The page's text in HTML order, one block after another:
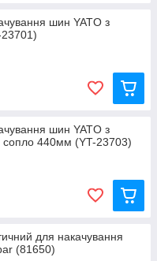
шин YATO з
шин YATO з
440мм (YT-23703)
для накачування
(81650)